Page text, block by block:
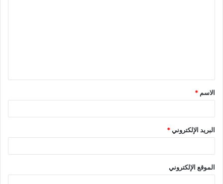
ق
*
الاسم *
البريد الإلكتروني*
الموقع الإلكتروني